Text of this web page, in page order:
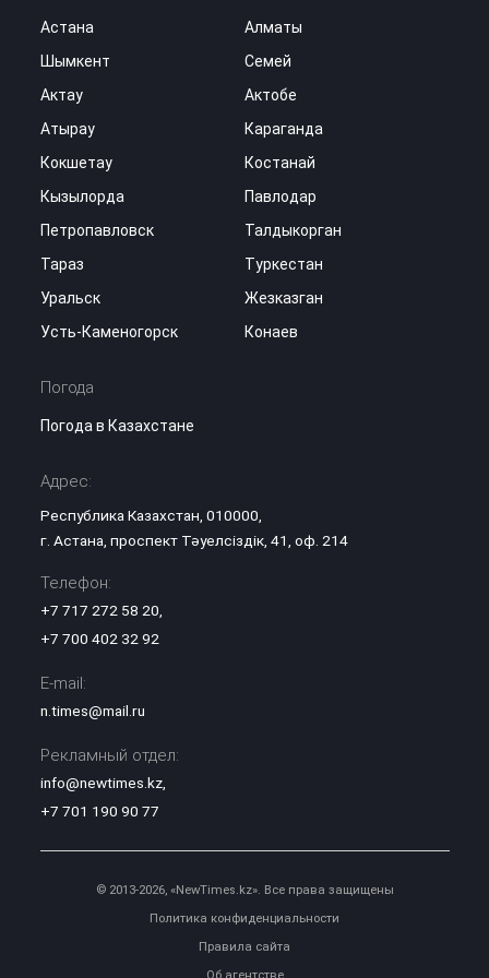
Астана
Алматы
Шымкент
Семей
Актау
Актобе
Атырау
Караганда
Кокшетау
Костанай
Кызылорда
Павлодар
Петропавловск
Талдыкорган
Тараз
Туркестан
Уральск
Жезказган
Усть-Каменогорск
Конаев
Погода
Погода в Казахстане
Адрес:
Республика Казахстан, 010000,
г. Астана, проспект Тәуелсіздік, 41, оф. 214
Телефон:
+7 717 272 58 20
+7 700 402 32 92
E-mail:
n.times@mail.ru
Рекламный отдел:
info@newtimes.kz,
+7 701 190 90 77
© 2013-2026, «NewTimes.kz». Все права защищены
Политика конфиденциальности
Правила сайта